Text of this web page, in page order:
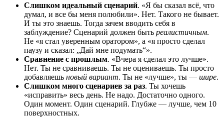
Слишком идеальный сценарий. «Я бы сказал всё, что
думал, и все бы меня полюбили». Нет. Такого не бывает.
И ты это знаешь. Тогда зачем вводить себя в
заблуждение? Сценарий должен быть реалистичным.
Не «я стал уверенным оратором», а «я просто сделал
паузу и сказал: „Дай мне подумать“».
Сравнение с прошлым. «Вчера я сделал это лучше».
Нет. Ты не сравниваешь. Ты не оцениваешь. Ты просто
добавляешь новый вариант. Ты не «лучше», ты — шире.
Слишком много сценариев за раз. Ты хочешь
«исправить» весь день. Не надо. Достаточно одного.
Один момент. Один сценарий. Глубже — лучше, чем 10
поверхностных.